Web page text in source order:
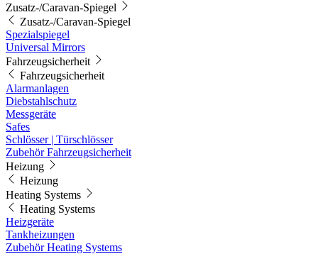
Zusatz-/Caravan-Spiegel
Zusatz-/Caravan-Spiegel
Spezialspiegel
Universal Mirrors
Fahrzeugsicherheit
Fahrzeugsicherheit
Alarmanlagen
Diebstahlschutz
Messgeräte
Safes
Schlösser | Türschlösser
Zubehör Fahrzeugsicherheit
Heizung
Heizung
Heating Systems
Heating Systems
Heizgeräte
Tankheizungen
Zubehör Heating Systems